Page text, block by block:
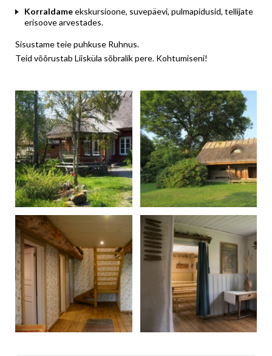
Korraldameekskursioone, suvepäevi, pulmapidusid, tellijate
erisoove arvestades.
Sisustame teie puhkuse Ruhnus.
Teid võõrustab Liisküla sõbralik pere. Kohtumiseni!